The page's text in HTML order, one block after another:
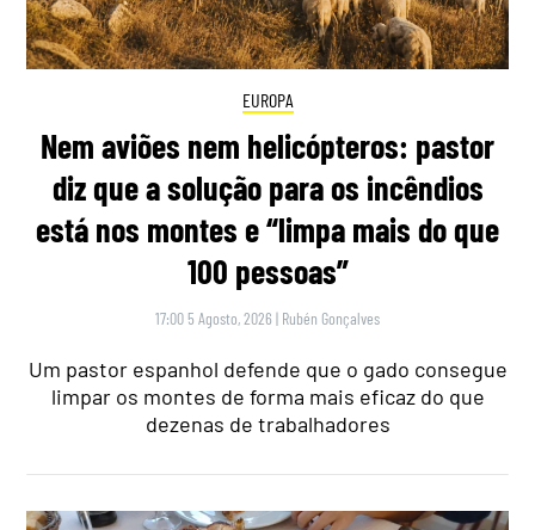
EUROPA
Nem aviões nem helicópteros: pastor
diz que a solução para os incêndios
está nos montes e “limpa mais do que
100 pessoas”
17:00 5 Agosto, 2026 | Rubén Gonçalves
Um pastor espanhol defende que o gado consegue
limpar os montes de forma mais eficaz do que
dezenas de trabalhadores